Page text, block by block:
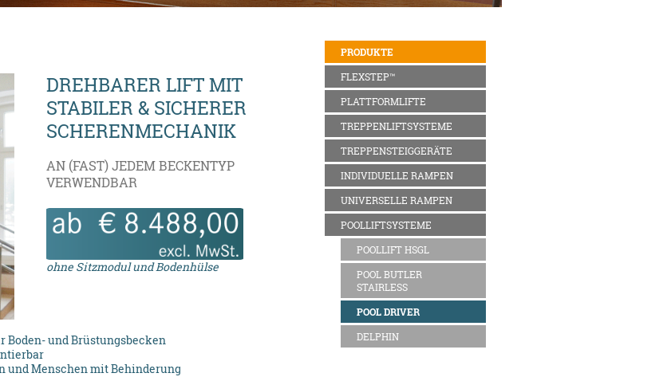
DREHBARER LIFT MIT
STABILER & SICHERER
SCHERENMECHANIK
AN (FAST) JEDEM BECKENTYP
VERWENDBAR
ohne Sitzmodul und Bodenhülse
Boden- und Brüstungsbecken
und Menschen mit Behinderung
PRODUKTE
FLEXSTEP™
PLATTFORMLIFTE
TREPPENLIFTSYSTEME
TREPPENSTEIGGERÄTE
INDIVIDUELLE RAMPEN
UNIVERSELLE RAMPEN
POOLLIFTSYSTEME
POOLLIFT HSGL
POOL BUTLER
STAIRLESS
POOL DRIVER
DELPHIN